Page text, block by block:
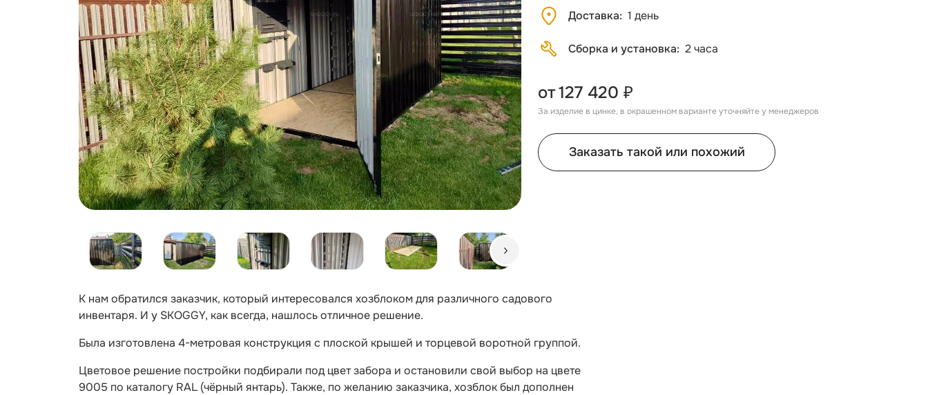
Доставка 1 день
Сборка и установка 2 часа
от127 420 ₽
За изделие в цинке, в окрашенном варианте уточняйте у менеджеров
Заказать такой или похожий
К нам обратился заказчик, который интересовался хозблоком для различного садового
инвентаря. И у SKOGGY, как всегда, нашлось отличное решение.
Была изготовлена 4-метровая конструкция с плоской крышей и торцевой воротной группой.
Цветовое решение постройки подбирали под цвет забора и остановили свой выбор на цвете
9005 по каталогу RAL (чёрный янтарь). Также, по желанию заказчика, хозблок был дополнен